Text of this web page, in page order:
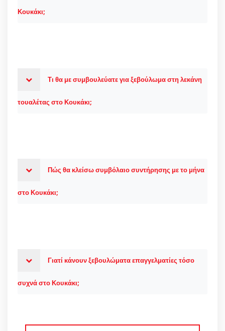
Κουκάκι;
Τι θα με συμβουλεύατε για ξεβούλωμα στη λεκάνη
τουαλέτας στο Κουκάκι;
Πώς θα κλείσω συμβόλαιο συντήρησης με το μήνα
στο Κουκάκι;
Γιατί κάνουν ξεβουλώματα επαγγελματίες τόσο
συχνά στο Κουκάκι;